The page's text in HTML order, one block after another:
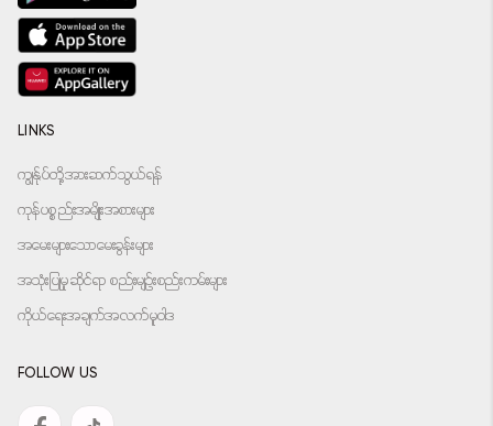
LINKS
ကျွန်ုပ်တို့အားဆက်သွယ်ရန်
ကုန်ပစ္စည်းအမျိုးအစားများ
အမေးများသောမေးခွန်းများ
အသုံးပြုမှုဆိုင်ရာ စည်းမျဉ်းစည်းကမ်းများ
ကိုယ်ရေးအချက်အလက်မူဝါဒ
FOLLOW US